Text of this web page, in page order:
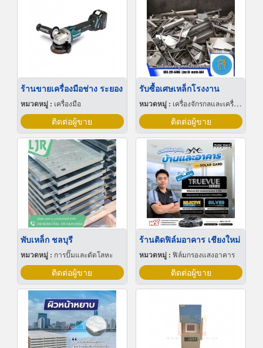
ร้านขายเครื่องมือช่าง ระยอง
หมวดหมู่ : เครื่องมือ
ติดต่อผู้ขาย
รับซื้อเศษเหล็กโรงงาน
หมวดหมู่ : เครื่องจักรกลและเครื่องมือกล
ติดต่อผู้ขาย
พับเหล็ก ชลบุรี
หมวดหมู่ : การปั๊มและตัดโลหะ
ติดต่อผู้ขาย
ร้านติดฟิล์มอาคาร เชียงใหม่
หมวดหมู่ : ฟิล์มกรองแสงอาคาร
ติดต่อผู้ขาย